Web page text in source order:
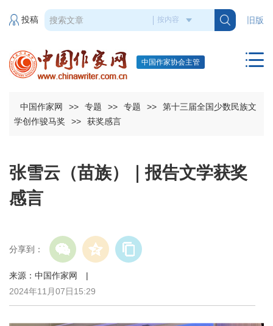
旧版
投稿
中国作家协会主管
中国作家网 >> 专题 >> 专题 >>
第十三届全国少数民族文
学创作骏马奖
>> 获奖感言
张雪云（苗族）｜报告文学获奖
感言
分享到：
来源：中国作家网 |
2024年11月07日15:29